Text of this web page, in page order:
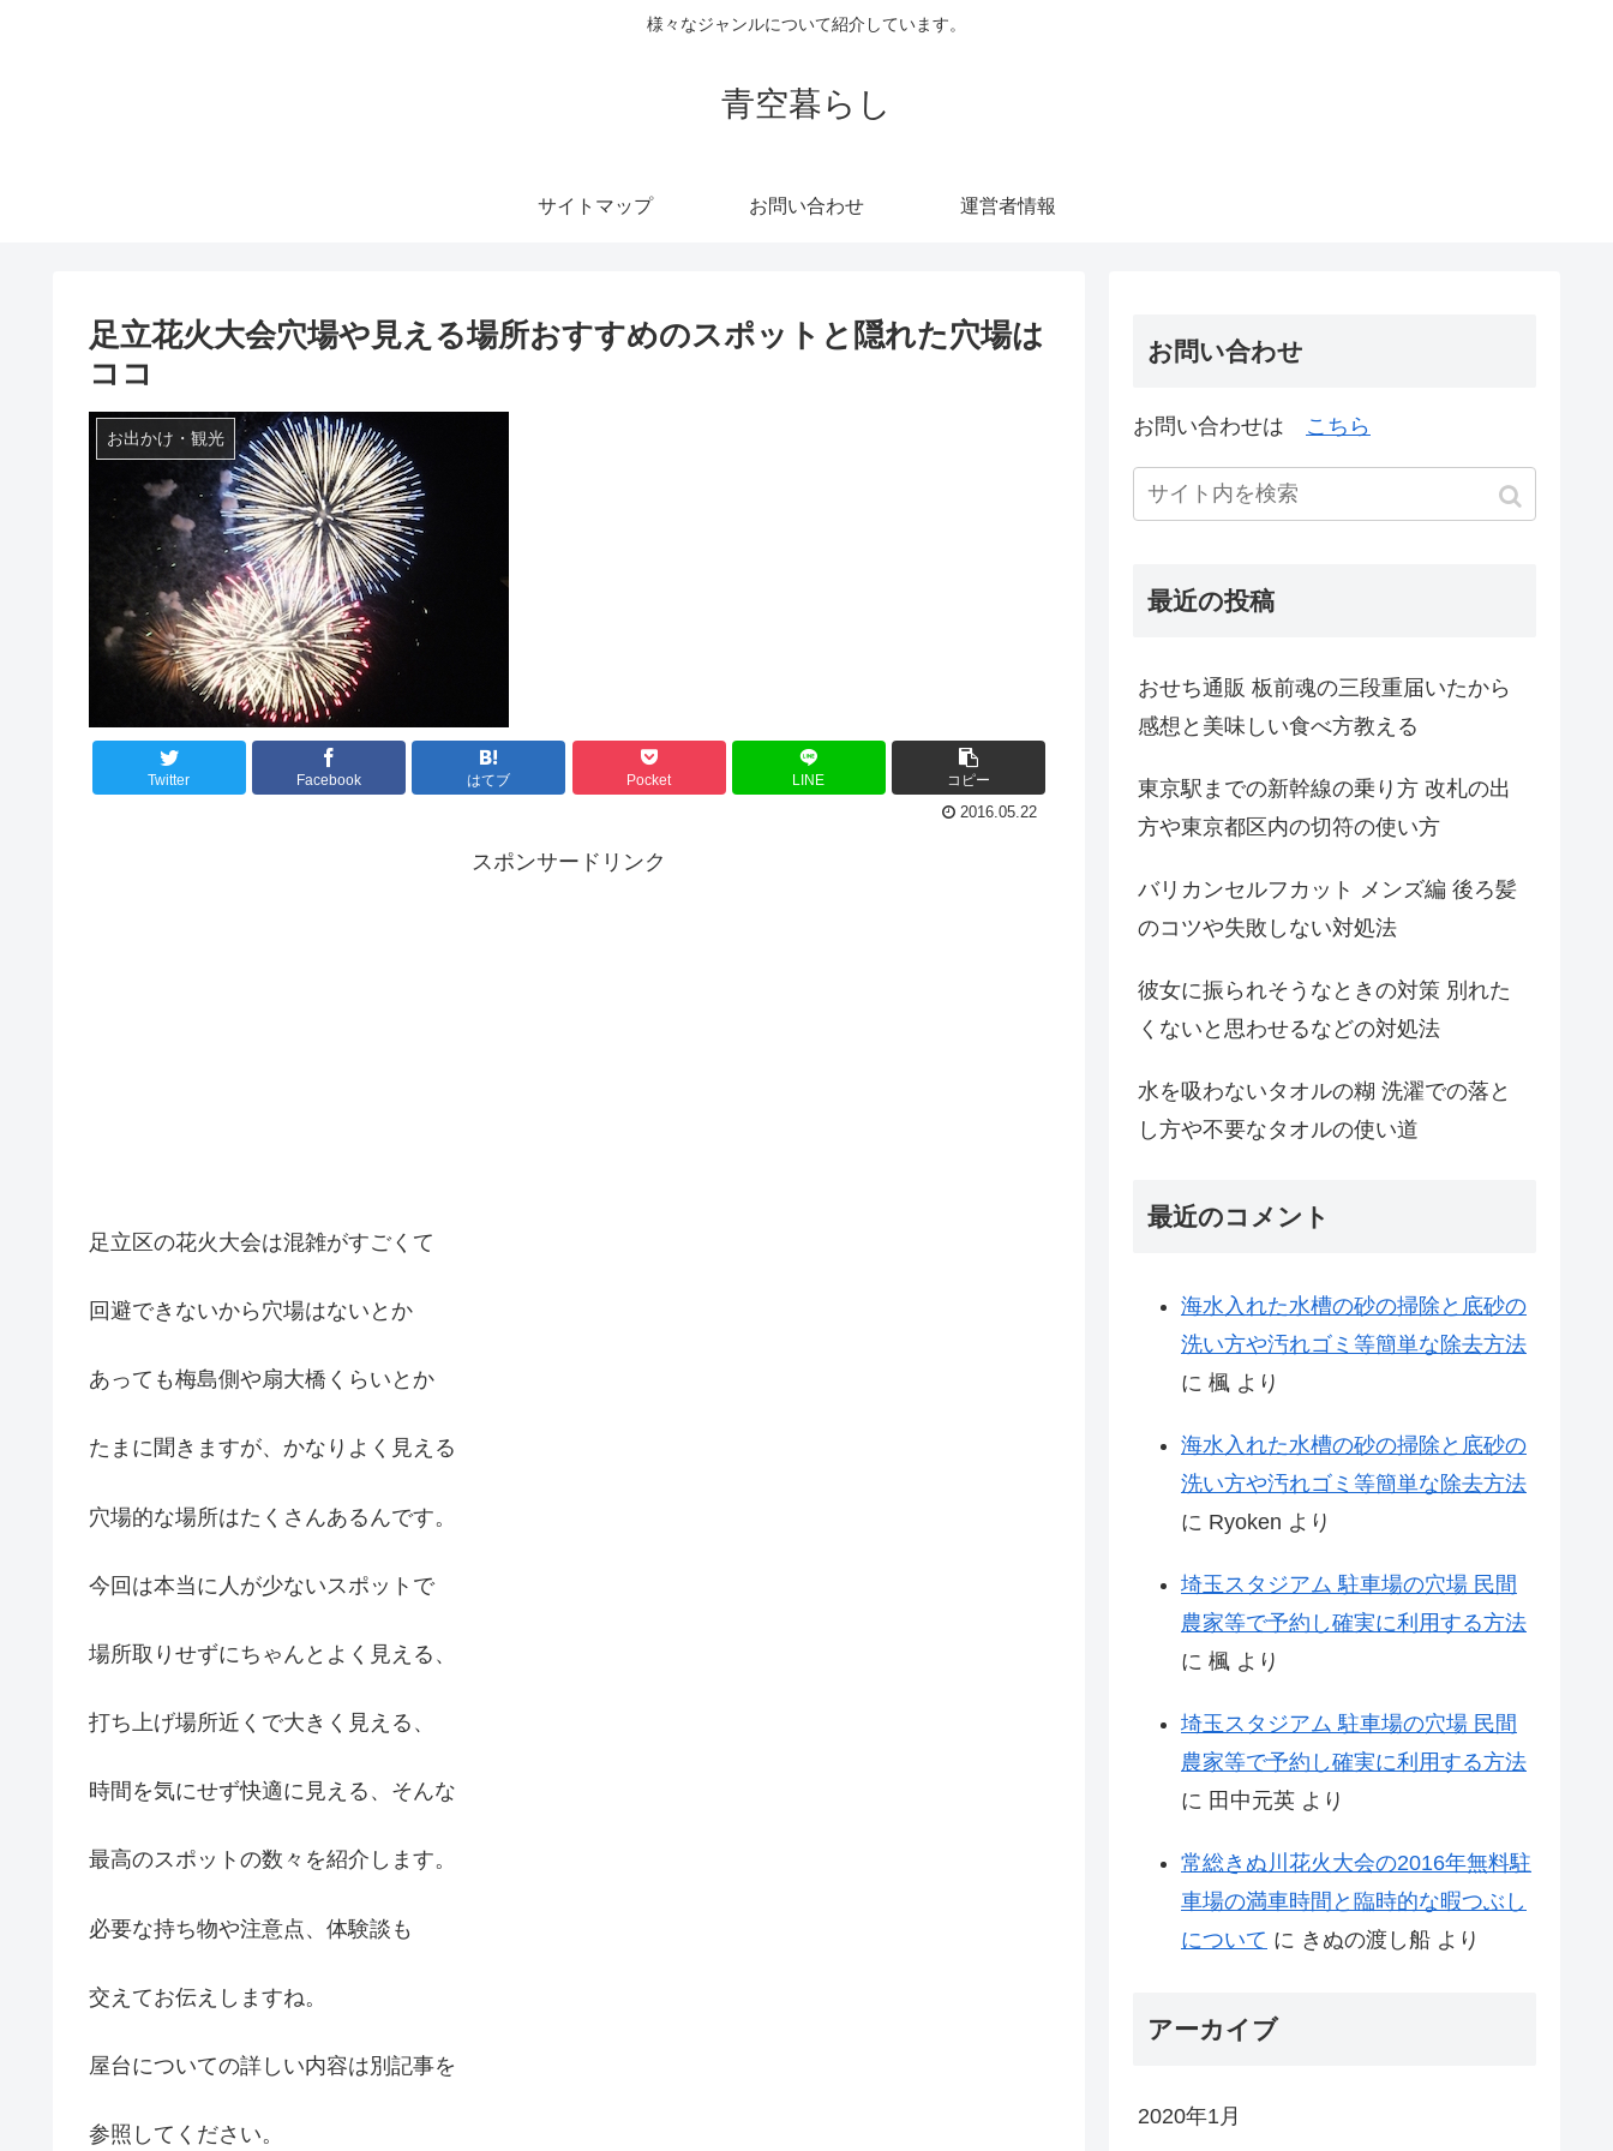
様々なジャンルについて紹介しています。
青空暮らし
サイトマップ お問い合わせ 運営者情報
足立花火大会穴場や見える場所おすすめのスポットと隠れた穴場は
ココ
お出かけ・観光
Twitter Facebook はてブ Pocket LINE
コピー
2016.05.22
スポンサードリンク
足立区の花火大会は混雑がすごくて
回避できないから穴場はないとか
あっても梅島側や扇大橋くらいとか
たまに聞きますが、かなりよく見える
穴場的な場所はたくさんあるんです。
今回は本当に人が少ないスポットで
場所取りせずにちゃんとよく見える、
打ち上げ場所近くで大きく見える、
時間を気にせず快適に見える、そんな
最高のスポットの数々を紹介します。
必要な持ち物や注意点、体験談も
交えてお伝えしますね。
屋台についての詳しい内容は別記事を
参照してください。
お問い合わせ
お問い合わせは こちら
最近の投稿
おせち通販 板前魂の三段重届いたから
感想と美味しい食べ方教える
東京駅までの新幹線の乗り方 改札の出
方や東京都区内の切符の使い方
バリカンセルフカット メンズ編 後ろ髪
のコツや失敗しない対処法
彼女に振られそうなときの対策 別れた
くないと思わせるなどの対処法
水を吸わないタオルの糊 洗濯での落と
し方や不要なタオルの使い道
最近のコメント
海水入れた水槽の砂の掃除と底砂の
洗い方や汚れゴミ等簡単な除去方法
に 楓 より
海水入れた水槽の砂の掃除と底砂の
洗い方や汚れゴミ等簡単な除去方法
に Ryoken より
埼玉スタジアム 駐車場の穴場 民間
農家等で予約し確実に利用する方法
に 楓 より
埼玉スタジアム 駐車場の穴場 民間
農家等で予約し確実に利用する方法
に 田中元英 より
常総きぬ川花火大会の2016年無料駐
車場の満車時間と臨時的な暇つぶし
について に きぬの渡し船 より
アーカイブ
2020年1月